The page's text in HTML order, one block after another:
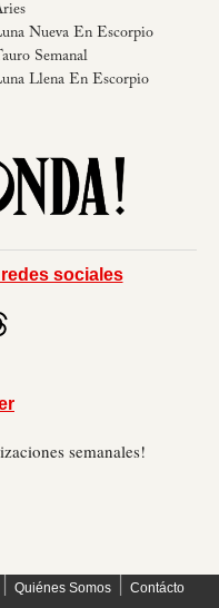
Nueva En Escorpio
Semanal
Llena En Escorpio
sociales
semanales!
Quiénes Somos Contácto